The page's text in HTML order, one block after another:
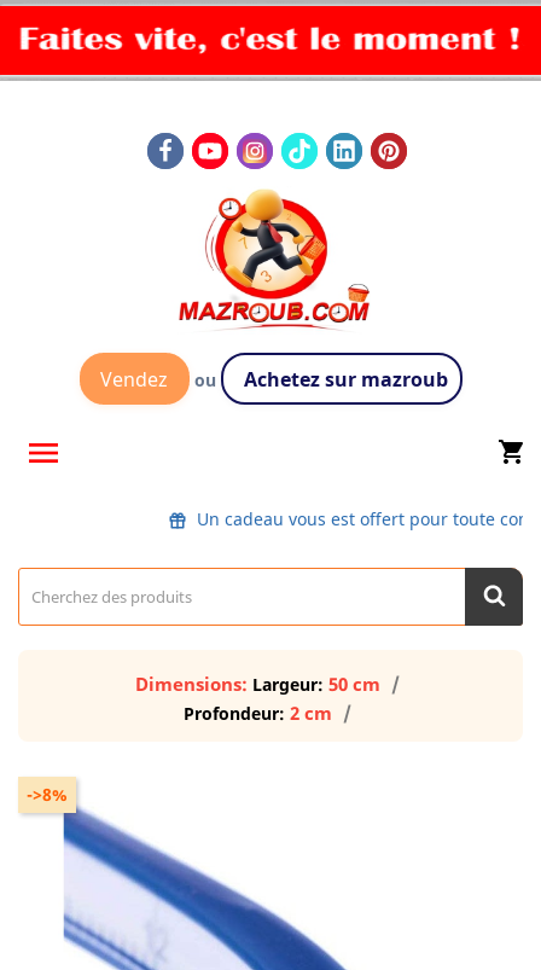
Vendez ou Achetez sur mazroub
 shopping_cart
Un cadeau vous est offert pour toute
Dimensions: Largeur: 50 cm
Profondeur: 2 cm
->8%